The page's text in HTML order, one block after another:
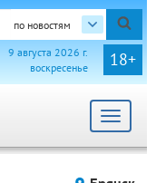
по новостям
18+
9 августа 2026 г.
воскресенье
Toggle